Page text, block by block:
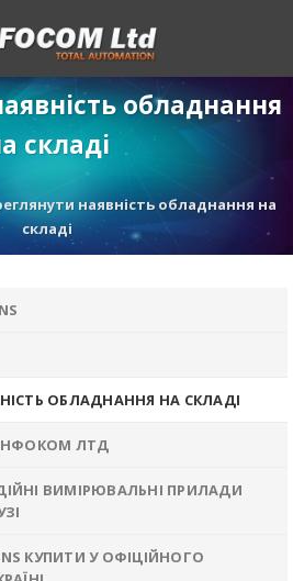
обладнання
складі
наявність обладнання на
складі
ОБЛАДНАННЯ НА СКЛАДІ
ЛТД
ВИМІРЮВАЛЬНІ ПРИЛАДИ
КУПИТИ У ОФІЦІЙНОГО